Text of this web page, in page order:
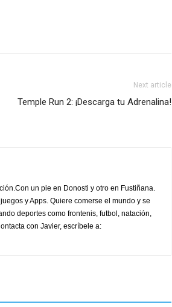
Next article
Temple Run 2: ¡Descarga tu Adrenalina!
un pie en Donosti y otro en Fustiñana.
y Apps. Quiere comerse el mundo y se
deportes como frontenis, futbol, natación,
con Javier, escríbele a: